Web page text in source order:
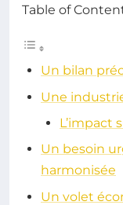
Table of
Un bilan
Une
L’impact
Un besoin
harmonisée
Un volet